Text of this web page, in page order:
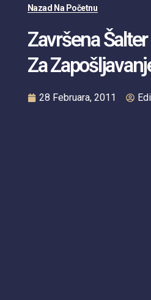
Nazad Na Početnu
Završena
Za
28 Februara, 2011